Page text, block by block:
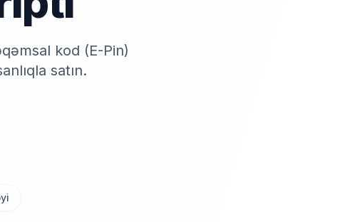
kod (E-Pin)
satın.